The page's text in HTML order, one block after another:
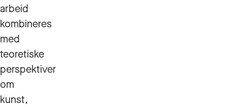
arbeid
kombineres
med
teoretiske
perspektiver
om
kunst,